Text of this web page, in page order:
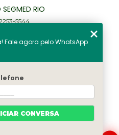
RIO
5544
3352
Fale agora pelo WhatsApp
CONVERSA